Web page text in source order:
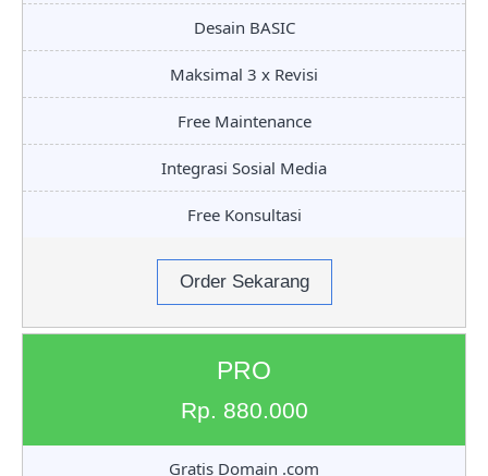
Desain BASIC
Maksimal 3 x Revisi
Free Maintenance
Integrasi Sosial Media
Free Konsultasi
Order Sekarang
PRO
Rp. 880.000
Gratis Domain .com